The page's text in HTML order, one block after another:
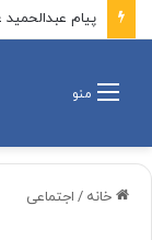
منو
خانه / اجتماعی